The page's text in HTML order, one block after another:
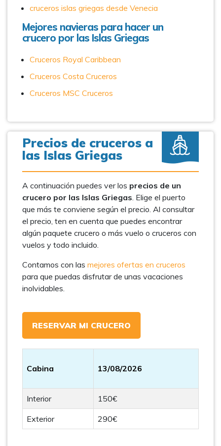
cruceros islas griegas desde Venecia
Mejores navieras para hacer un
crucero por las Islas Griegas
Cruceros Royal Caribbean
Cruceros Costa Cruceros
Cruceros MSC Cruceros
Precios de cruceros a
las Islas Griegas
A continuación puedes ver los precios de un
crucero por las Islas Griegas. Elige el puerto
que más te conviene según el precio. Al consultar
el precio, ten en cuenta que puedes encontrar
algún paquete crucero o más vuelo o cruceros con
vuelos y todo incluido.
Contamos con las mejores ofertas en cruceros
para que puedas disfrutar de unas vacaciones
inolvidables.
RESERVAR MI CRUCERO
Cabina 13/08/2026
Interior 150€
Exterior 290€